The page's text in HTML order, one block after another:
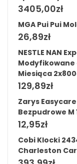
3405,00zł
MGA Pui Pui
26,89zł
NESTLE NAN
Modyfikowane
Miesiąca
129,89zł
Zarys
Bezpudrowe M
12,95zł
Cobi Klocki
Charleston